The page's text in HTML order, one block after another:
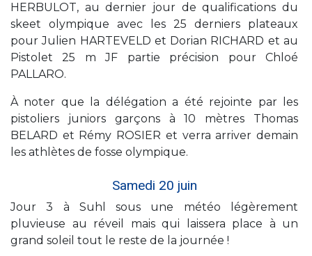
HERBULOT, au dernier jour de qualifications du
skeet olympique avec les 25 derniers plateaux
pour Julien HARTEVELD et Dorian RICHARD et au
Pistolet 25 m JF partie précision pour Chloé
PALLARO.
À noter que la délégation a été rejointe par les
pistoliers juniors garçons à 10 mètres Thomas
BELARD et Rémy ROSIER et verra arriver demain
les athlètes de fosse olympique.
Samedi 20 juin
Jour 3 à Suhl sous une météo légèrement
pluvieuse au réveil mais qui laissera place à un
grand soleil tout le reste de la journée !